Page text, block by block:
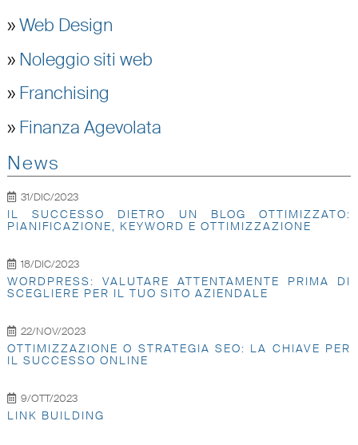
»Web Design
» Noleggio siti web
» Franchising
» Finanza Agevolata
News
31/DIC/2023
IL SUCCESSO DIETRO UN BLOG OTTIMIZZATO:
PIANIFICAZIONE, KEYWORD E OTTIMIZZAZIONE
18/DIC/2023
WORDPRESS: VALUTARE ATTENTAMENTE PRIMA DI
SCEGLIERE PER IL TUO SITO AZIENDALE
22/NOV/2023
OTTIMIZZAZIONE O STRATEGIA SEO: LA CHIAVE PER
IL SUCCESSO ONLINE
9/OTT/2023
LINK BUILDING